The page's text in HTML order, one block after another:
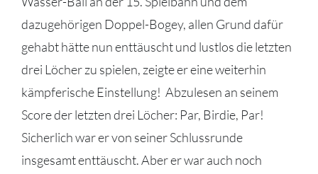
dazugehörigen Doppel-Bogey, allen Grund dafür
gehabt hätte nun enttäuscht und lustlos die letzten
drei Löcher zu spielen, zeigte er eine weiterhin
kämpferische Einstellung! Abzulesen an seinem
Score der letzten drei Löcher: Par, Birdie, Par!
Sicherlich war er von seiner Schlussrunde
insgesamt enttäuscht. Aber er war auch noch